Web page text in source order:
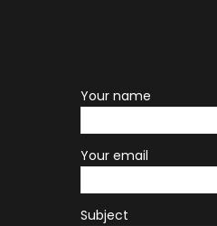
Your name
Your email
Subject